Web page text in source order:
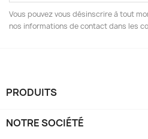
Vous pouvez vous désinscrire à tout
nos informations de contact dans les
PRODUITS
NOTRE SOCIÉTÉ